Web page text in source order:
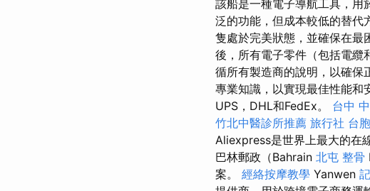
該船是一種電子導航工具，用
泛的功能，但成本較低的替代
隻處於完美狀態，並確保在最
後，所有電子零件（包括電纜
循所有製造商的說明，以確保
專業知識，以實現最佳性能和
UPS，DHL和FedEx。 台中
竹北中醫診所推薦 旅行社 台
Aliexpress是世界上最大的在
巴林郵政（Bahrain 北屯 整骨
案。 經絡按摩教學 Yanwen